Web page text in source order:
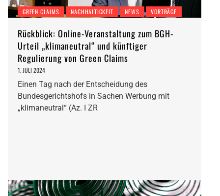
GREEN CLAIMS NACHHALTIGKEIT NEWS VORTRÄGE
Rückblick: Online-Veranstaltung zum BGH-
Urteil „klimaneutral“ und künftiger
Regulierung von Green Claims
1. JULI 2024
Einen Tag nach der Entscheidung des
Bundesgerichtshofs in Sachen Werbung mit
„klimaneutral“ (Az. I ZR